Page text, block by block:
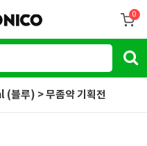
0
(블루) > 무좀약 기획전